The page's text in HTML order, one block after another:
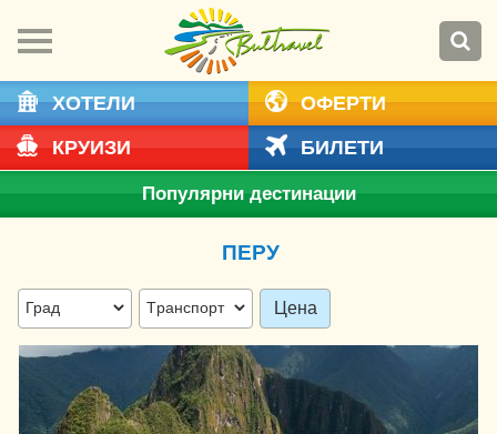
ХОТЕЛИ
ОФЕРТИ
КРУИЗИ
БИЛЕТИ
Популярни дестинации
ПЕРУ
Цена